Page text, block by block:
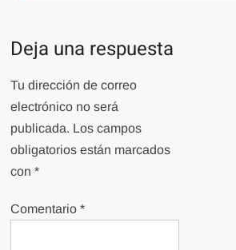
Deja una respuesta
Tu dirección de correo
electrónico no será
publicada. Los campos
obligatorios están marcados
con*
Comentario*